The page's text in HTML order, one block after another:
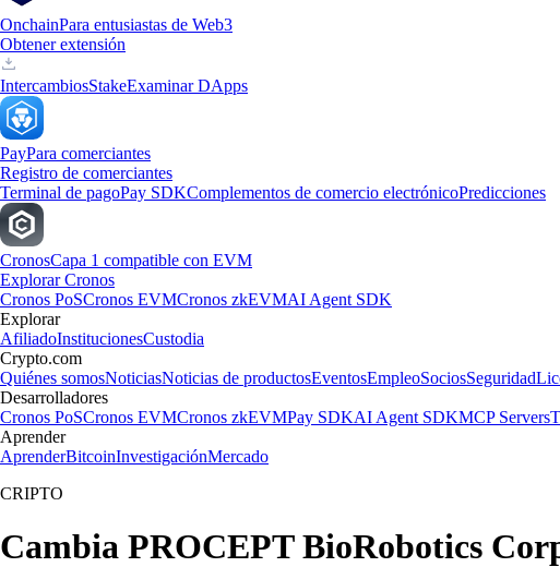
OnchainPara entusiastas de Web3
Obtener extensión
IntercambiosStakeExaminar DApps
PayPara comerciantes
Registro de comerciantes
Terminal de pagoPay SDKComplementos de comercio electrónicoPredicciones
CronosCapa 1 compatible con EVM
Explorar Cronos
Cronos PoSCronos EVMCronos zkEVMAI Agent SDK
Explorar
AfiliadoInstitucionesCustodia
Crypto.com
Quiénes somosNoticiasNoticias de productosEventosEmpleoSociosSeguridad
Desarrolladores
Cronos PoSCronos EVMCronos zkEVMPay SDKAI Agent SDKMCP Servers
Aprender
AprenderBitcoinInvestigaciónMercado
CRIPTO
Cambia PROCEPT BioRobotics